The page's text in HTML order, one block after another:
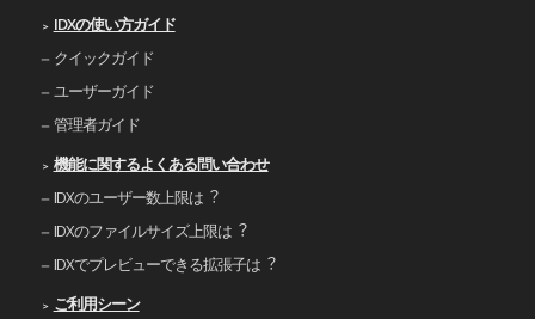
IDXの使い⽅ガイド
クイックガイド
ユーザーガイド
管理者ガイド
機能に関するよくある問い合わせ
IDXのユーザー数上限は︖
IDXのファイルサイズ上限は︖
IDXでプレビューできる拡張⼦は︖
ご利⽤シーン